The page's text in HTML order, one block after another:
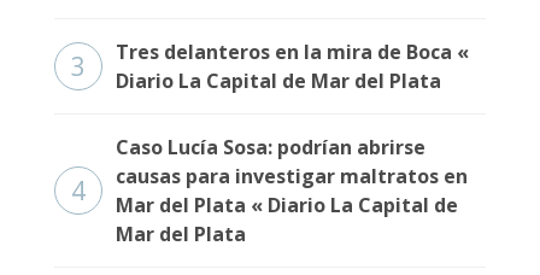
3
Tres delanteros en la mira de Boca «
Diario La Capital de Mar del Plata
4
Caso Lucía Sosa: podrían abrirse
causas para investigar maltratos en
Mar del Plata « Diario La Capital de
Mar del Plata